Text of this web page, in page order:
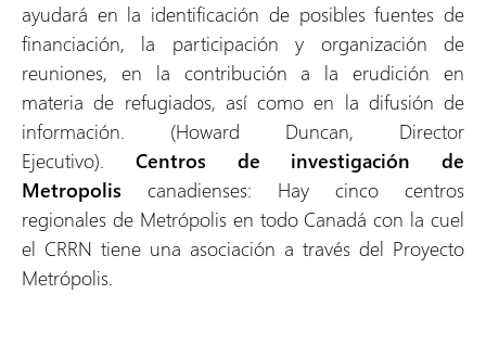
ayudará en la identificación de posibles fuentes de
financiación, la participación y organización de
reuniones, en la contribución a la erudición en
materia de refugiados, así como en la difusión de
información. (Howard Duncan, Director
Ejecutivo). Centros de investigación de
Metropolis canadienses: Hay cinco centros
regionales de Metrópolis en todo Canadá con la cuel
el CRRN tiene una asociación a través del Proyecto
Metrópolis.